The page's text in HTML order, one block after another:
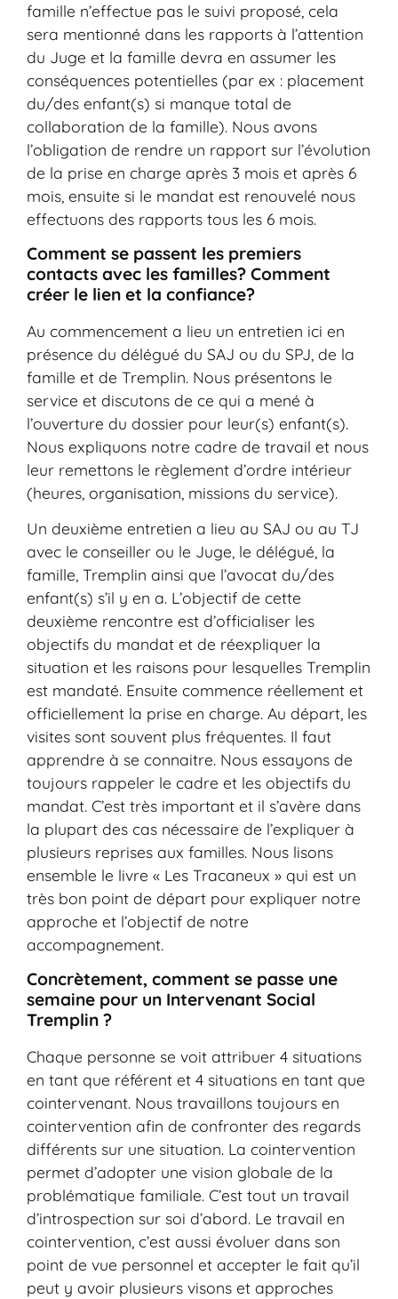
famille n’effectue pas le suivi proposé, cela
sera mentionné dans les rapports à l’attention
du Juge et la famille devra en assumer les
conséquences potentielles (par ex : placement
du/des enfant(s) si manque total de
collaboration de la famille). Nous avons
l’obligation de rendre un rapport sur l’évolution
de la prise en charge après 3 mois et après 6
mois, ensuite si le mandat est renouvelé nous
effectuons des rapports tous les 6 mois.
Comment se passent les premiers
contacts avec les familles? Comment
créer le lien et la confiance?
Au commencement a lieu un entretien ici en
présence du délégué du SAJ ou du SPJ, de la
famille et de Tremplin. Nous présentons le
service et discutons de ce qui a mené à
l’ouverture du dossier pour leur(s) enfant(s).
Nous expliquons notre cadre de travail et nous
leur remettons le règlement d’ordre intérieur
(heures, organisation, missions du service).
Un deuxième entretien a lieu au SAJ ou au TJ
avec le conseiller ou le Juge, le délégué, la
famille, Tremplin ainsi que l’avocat du/des
enfant(s) s’il y en a. L’objectif de cette
deuxième rencontre est d’officialiser les
objectifs du mandat et de réexpliquer la
situation et les raisons pour lesquelles Tremplin
est mandaté. Ensuite commence réellement et
officiellement la prise en charge. Au départ, les
visites sont souvent plus fréquentes. Il faut
apprendre à se connaitre. Nous essayons de
toujours rappeler le cadre et les objectifs du
mandat. C’est très important et il s’avère dans
la plupart des cas nécessaire de l’expliquer à
plusieurs reprises aux familles. Nous lisons
ensemble le livre « Les Tracaneux » qui est un
très bon point de départ pour expliquer notre
approche et l’objectif de notre
accompagnement.
Concrètement, comment se passe une
semaine pour un Intervenant Social
Tremplin ?
Chaque personne se voit attribuer 4 situations
en tant que référent et 4 situations en tant que
cointervenant. Nous travaillons toujours en
cointervention afin de confronter des regards
différents sur une situation. La cointervention
permet d’adopter une vision globale de la
problématique familiale. C’est tout un travail
d’introspection sur soi d’abord. Le travail en
cointervention, c’est aussi évoluer dans son
point de vue personnel et accepter le fait qu’il
peut y avoir plusieurs visons et approches